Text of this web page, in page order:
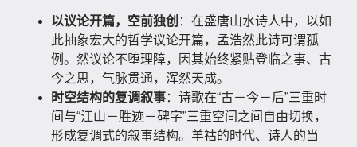
以议论开篇，空前独创 ：在盛唐山水诗人中，以如
此抽象宏大的哲学议论开篇，孟浩然此诗可谓孤
例。然议论不堕理障，因其始终紧贴登临之事、古
今之思，气脉贯通，浑然天成。
时空结构的复调叙事：诗歌在“古－今－后”三重时
间与“江山－胜迹－碑字”三重空间之间自由切换，
形成复调式的叙事结构。羊祜的时代、诗人的当